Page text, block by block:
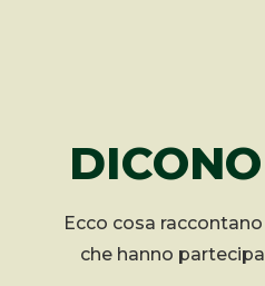
Ecco cosa
che hanno